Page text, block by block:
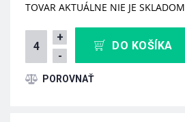
TOVAR AKTUÁLNE NIE JE SKLADOM
+
-
DO KOŠÍKA